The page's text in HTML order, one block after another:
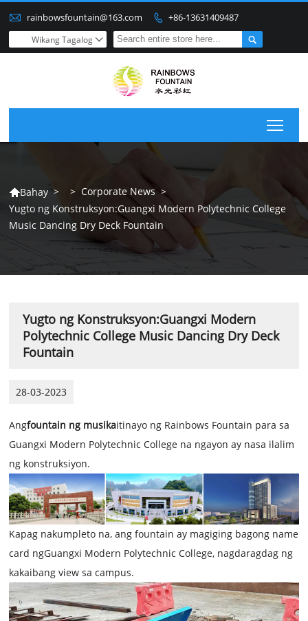
 rainbowsfountain@163.com  +86-13631409487

Wikang Tagalog 
Bahay > > Corporate News >
Yugto ng Konstruksyon:Guangxi Modern Polytechnic College
Music Dancing Dry Deck Fountain
Yugto ng Konstruksyon:Guangxi Modern
Polytechnic College Music Dancing Dry Deck
Fountain
28-03-2023
Angfountain ng musikaitinayo ng Rainbows Fountain para sa
Guangxi Modern Polytechnic College na ngayon ay nasa ilalim
ng konstruksiyon.
Kapag nakumpleto na, ang fountain ay magiging bagong name
card ngGuangxi Modern Polytechnic College, nagdaragdag ng
kakaibang view sa campus.